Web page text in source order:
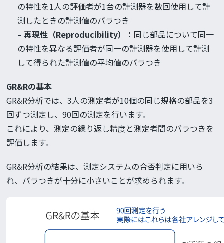
の特性を1人の評価者が1台の計測器を数回使用して計
測したときの計測値のバラつき
–再現性（Reproducibility） ： 同じ部品について同一
の特性を異なる評価者が同一の計測器を使用して計測
して得られた計測値の平均値のバラつき
GR&Rの基本
GR&R分析では、3人の測定者が10個の同じ規格の部品を3
回ずつ測定し、90回の測定を行います。
これにより、測定の繰り返し精度と測定者間のバラつきを
評価します。
GR&R分析の結果は、測定システムの合否判定に用いら
れ、バラつきが十分に小さいことが求められます。